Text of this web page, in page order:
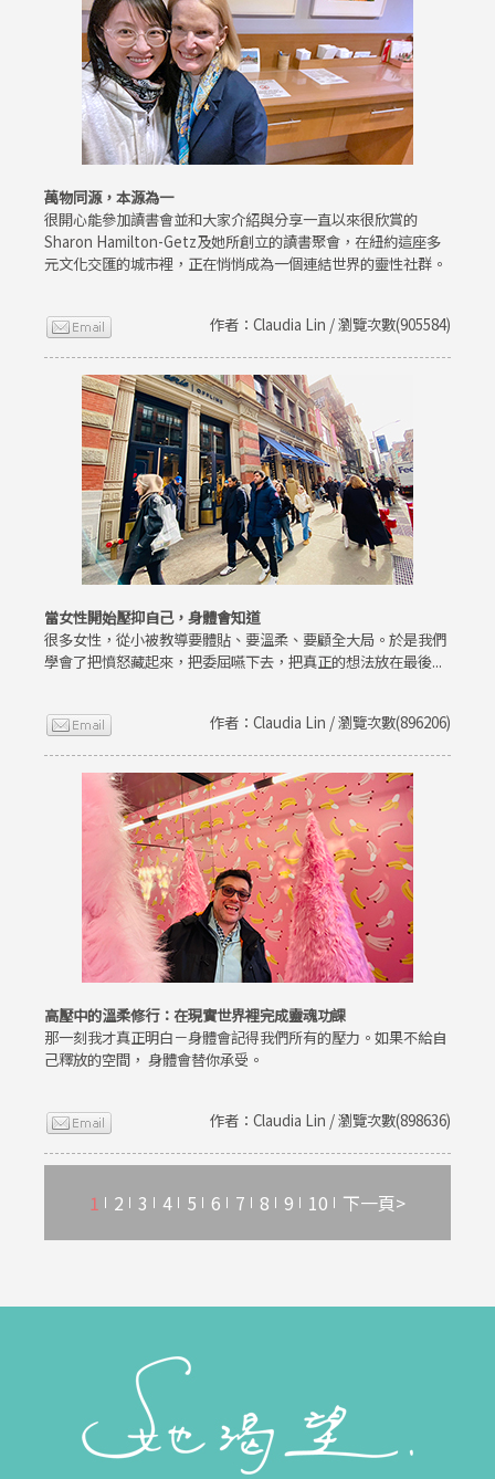
萬物同源，本源為一
很開心能參加讀書會並和大家介紹與分享一直以來很欣賞的
Sharon Hamilton-Getz及她所創立的讀書聚會，在紐約這座多
元文化交匯的城市裡，正在悄悄成為一個連結世界的靈性社群。
作者：Claudia Lin / 瀏覽次數(905584)
當女性開始壓抑自己，身體會知道
很多女性，從小被教導要體貼、要溫柔、要顧全大局。於是我們
學會了把憤怒藏起來，把委屈嚥下去，把真正的想法放在最後...
作者：Claudia Lin / 瀏覽次數(896206)
高壓中的溫柔修行：在現實世界裡完成靈魂功課
那一刻我才真正明白－身體會記得我們所有的壓力。如果不給自
己釋放的空間， 身體會替你承受。
作者：Claudia Lin / 瀏覽次數(898636)
1 2 3 4 5 6 7 8 9 10 下一頁>